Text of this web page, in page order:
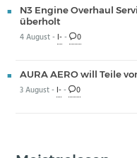
N3 Engine Overhaul
überholt
4 August - I-- 0
AURA AERO will Teile
3 August - I-- 0